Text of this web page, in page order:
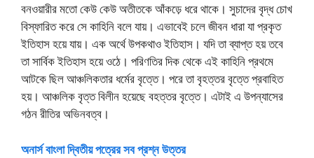
বনওয়ারীর মতাে কেউ কেউ অতীতকে আঁকড়ে ধরে থাকে। সুচাদের বৃদ্ধ চোখ
বিস্ফারিত করে সে কাহিনি বলে যায়। এভাবেই চলে জীবন ধারা যা প্রকৃত
ইতিহাস হয়ে যায়। এক অর্থে উপকথাও ইতিহাস। যদি তা ব্যাপ্ত হয় তবে
তা সার্বিক ইতিহাস হয়ে ওঠে। পরিণতির দিক থেকে এই কাহিনি প্রথমে
আটকে ছিল আঞ্চলিকতার ধর্মের বৃত্তে। পরে তা বৃহত্তর বৃত্তে প্রবাহিত
হয়। আঞ্চলিক বৃত্ত বিলীন হয়েছে বহত্তর বৃত্তে। এটাই এ উপন্যাসের
গঠন রীতির অভিনবত্ব।
অনার্স বাংলা দ্বিতীয় পত্রের সব প্রশ্ন উত্তর